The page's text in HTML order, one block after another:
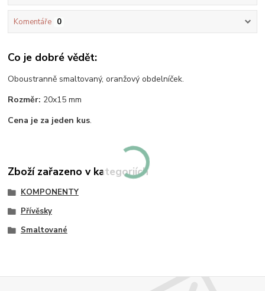
Komentáře 0
Co je dobré vědět:
Oboustranně smaltovaný, oranžový obdelníček.
Rozměr: 20x15 mm
Cena je za jeden kus.
Zboží zařazeno v kategoriích
KOMPONENTY
Přívěsky
Smaltované